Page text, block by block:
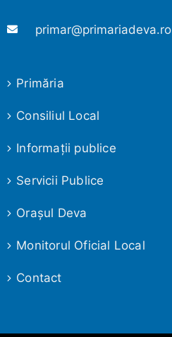
primar@primariadeva.ro
Primăria
Consiliul Local
Informaţii publice
Servicii Publice
Oraşul Deva
Monitorul Oficial Local
Contact